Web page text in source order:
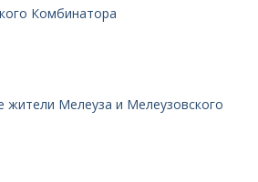
Комбинатора
жители Мелеуза и Мелеузовского